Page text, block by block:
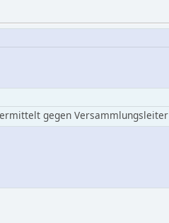
gegen Versammlungsleiter